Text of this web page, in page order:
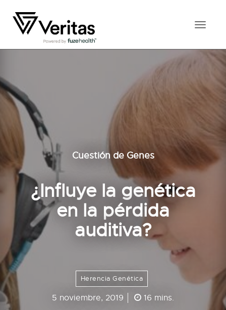
Cuestión de Genes
¿Influye la genética
en la pérdida
auditiva?
Herencia Genética
5 noviembre, 2019 16 mins.